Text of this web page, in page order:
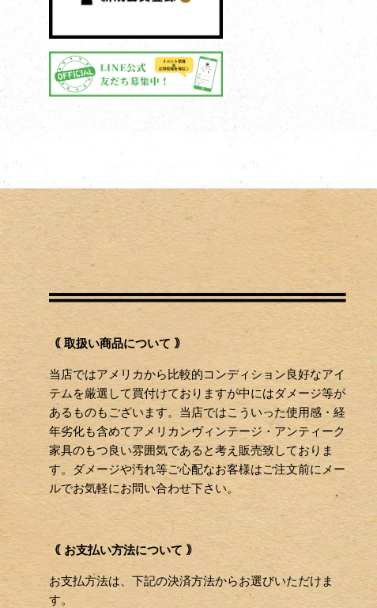
｟ 取扱い商品について ｠
当店ではアメリカから比較的コンディション良好なアイ
テムを厳選して買付けておりますが中にはダメージ等が
あるものもございます。当店ではこういった使用感・経
年劣化も含めてアメリカンヴィンテージ・アンティーク
家具のもつ良い雰囲気であると考え販売致しておりま
す。ダメージや汚れ等ご心配なお客様はご注文前にメー
ルでお気軽にお問い合わせ下さい。
｟ お支払い方法について ｠
お支払方法は、下記の決済方法からお選びいただけま
す。